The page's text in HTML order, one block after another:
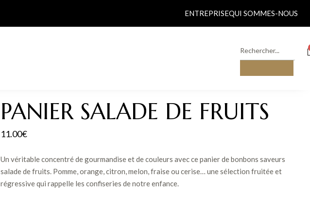
ENTREPRISEQUI SOMMES-NOUS
PANIER SALADE DE FRUITS
11.00€
Un véritable concentré de gourmandise et de couleurs avec ce panier de bonbons saveurs
salade de fruits. Pomme, orange, citron, melon, fraise ou cerise… une sélection fruitée et
régressive qui rappelle les confiseries de notre enfance.